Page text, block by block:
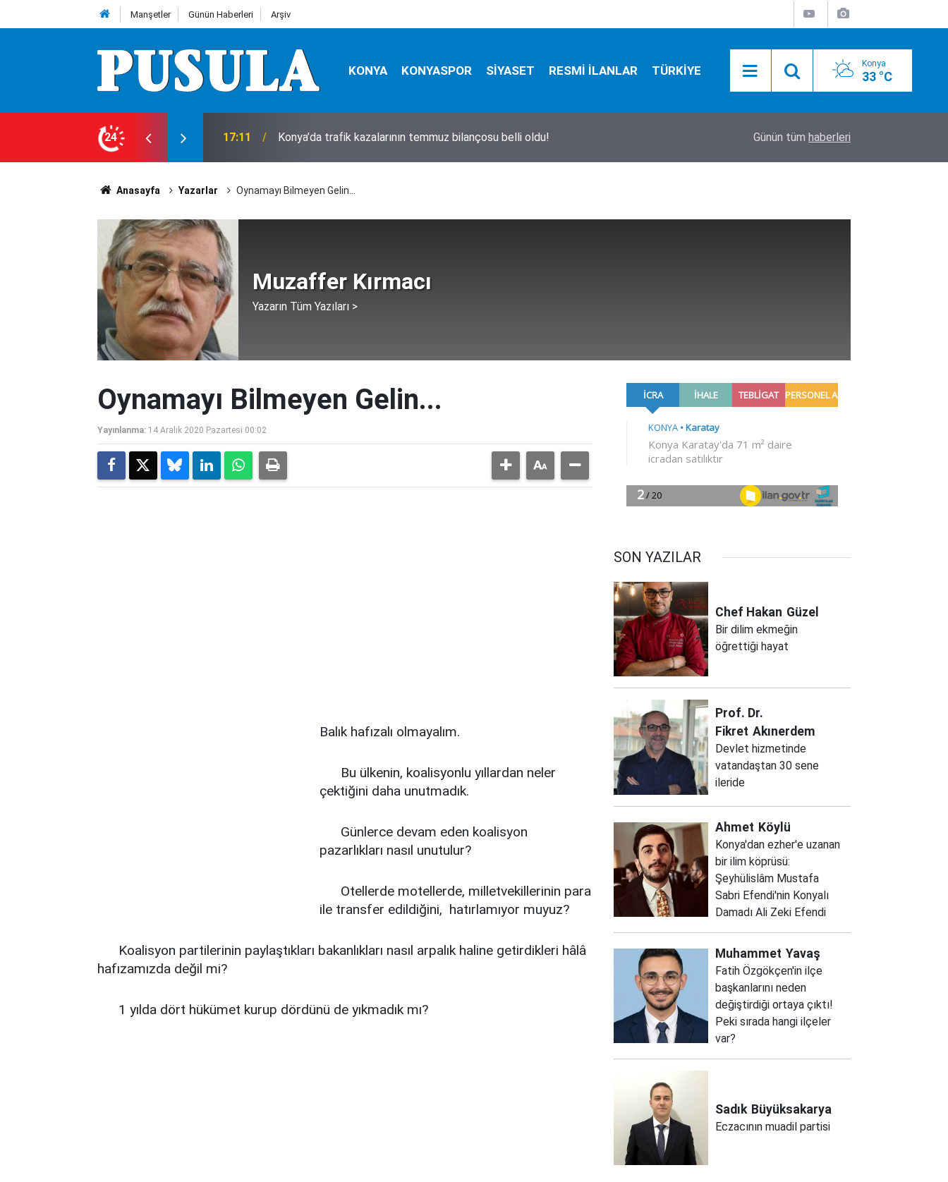
Manşetler Günün Haberleri Arşiv
KONYA KONYASPOR SİYASET RESMİ İLANLAR TÜRKİYE Konya
33 °C
24
bilançosu belli oldu! 17:05
’Salak Milyoner’ filmi gerçek oldu: Define bulmak için evin altında metrelerce
kazı yaptılar
Konya'da bugün vefat edenler! 8 Ağustos 2026
Günün tüm haberleri
Anasayfa Yazarlar Oynamayı Bilmeyen Gelin...
Muzaffer Kırmacı
Yazarın Tüm Yazıları >
Oynamayı Bilmeyen Gelin...
Yayınlanma: 14 Aralık 2020 Pazartesi 00:02
Balık hafızalı olmayalım.
Bu ülkenin, koalisyonlu yıllardan neler
çektiğini daha unutmadık.
Günlerce devam eden koalisyon
pazarlıkları nasıl unutulur?
Otellerde motellerde, milletvekillerinin para
ile transfer edildiğini, hatırlamıyor muyuz?
Koalisyon partilerinin paylaştıkları bakanlıkları nasıl arpalık haline getirdikleri hâlâ
hafızamızda değil mi?
1 yılda dört hükümet kurup dördünü de yıkmadık mı?
SON YAZILAR
Chef Hakan Güzel
Bir dilim ekmeğin
öğrettiği hayat
Prof. Dr.
Fikret Akınerdem
Devlet hizmetinde
vatandaştan 30 sene
ileride
Ahmet Köylü
Konya'dan ezher'e uzanan
bir ilim köprüsü:
Şeyhülislâm Mustafa
Sabri Efendi'nin Konyalı
Damadı Ali Zeki Efendi
Muhammet Yavaş
Fatih Özgökçen'in ilçe
başkanlarını neden
değiştirdiği ortaya çıktı!
Peki sırada hangi ilçeler
var?
Sadık Büyüksakarya
Eczacının muadil partisi